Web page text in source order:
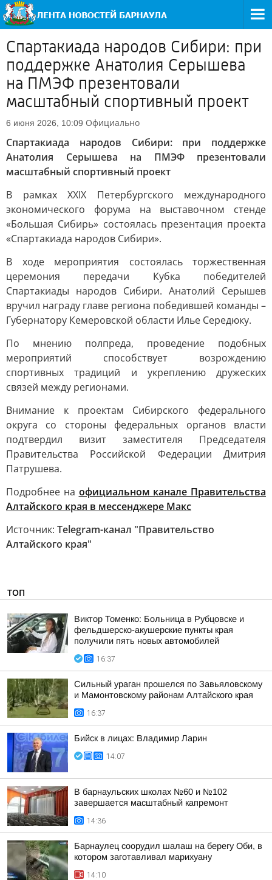
Спартакиада народов Сибири: при
поддержке Анатолия Серышева
на ПМЭФ презентовали
масштабный спортивный проект
6 июня 2026, 10:09 Официально
Спартакиада народов Сибири: при поддержке
Анатолия Серышева на ПМЭФ презентовали
масштабный спортивный проект
В рамках ХXIX Петербургского международного
экономического форума на выставочном стенде
«Большая Сибирь» состоялась презентация проекта
«Спартакиада народов Сибири».
В ходе мероприятия состоялась торжественная
церемония передачи Кубка победителей
Спартакиады народов Сибири. Анатолий Серышев
вручил награду главе региона победившей команды –
Губернатору Кемеровской области Илье Середюку.
По мнению полпреда, проведение подобных
мероприятий способствует возрождению
спортивных традиций и укреплению дружеских
связей между регионами.
Внимание к проектам Сибирского федерального
округа со стороны федеральных органов власти
подтвердил визит заместителя Председателя
Правительства Российской Федерации Дмитрия
Патрушева.
Подробнее на официальном канале Правительства
Алтайского края в мессенджере Макс
Источник: Telegram-канал "Правительство
Алтайского края"
ТОП
Виктор Томенко: Больница в Рубцовске и
фельдшерско-акушерские пункты края
получили пять новых автомобилей
16:37
Сильный ураган прошелся по Завьяловскому
и Мамонтовскому районам Алтайского края
16:37
Бийск в лицах: Владимир Ларин
14:07
В барнаульских школах №60 и №102
завершается масштабный капремонт
14:36
Барнаулец соорудил шалаш на берегу Оби, в
котором заготавливал марихуану
14:10